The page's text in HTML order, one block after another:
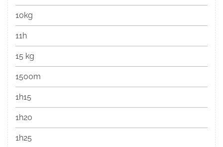
10kg
11h
15 kg
1500m
1h15
1h20
1h25